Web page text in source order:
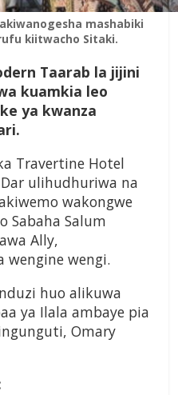
mashabiki
kiitwacho Sitaki.
Taarab la jijini
kuamkia leo
ya kwanza
Travertine Hotel
ulihudhuriwa na
wakongwe
Sabaha Salum
Ally,
wengi.
huo alikuwa
ya Ilala ambaye pia
Omary